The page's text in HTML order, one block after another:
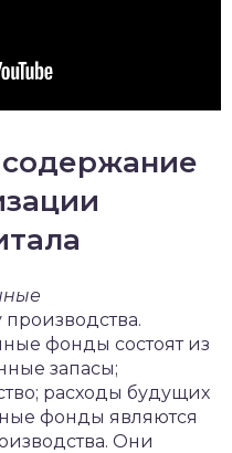
фонды состоят из
запасы;
расходы будущих
фонды являются
Они